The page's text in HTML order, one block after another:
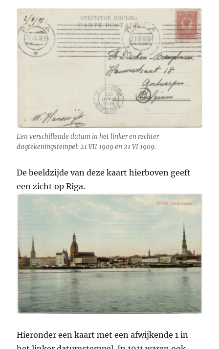
Een verschillende datum in het linker en rechter
dagtekeningstempel: 21 VII 1909 en 21 VI 1909.
De beeldzijde van deze kaart hierboven geeft
een zicht op Riga.
Hieronder een kaart met een afwijkende 1 in